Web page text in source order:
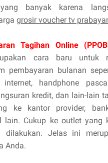
banyak karena
grosir voucher tv
Tagihan Online
cara baru untuk
pembayaran bulanan
handphone
kredit, dan lain-lain
ke kantor provider,
lain. Cukup ke outlet yang
dilakukan. Jelas ini
Anda.